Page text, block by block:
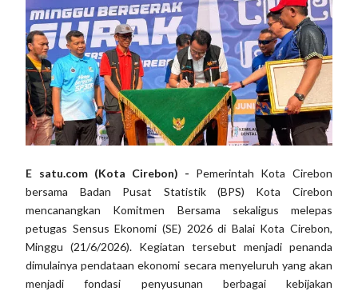
E satu.com (Kota Cirebon) - Pemerintah Kota Cirebon
bersama Badan Pusat Statistik (BPS) Kota Cirebon
mencanangkan Komitmen Bersama sekaligus melepas
petugas Sensus Ekonomi (SE) 2026 di Balai Kota Cirebon,
Minggu (21/6/2026). Kegiatan tersebut menjadi penanda
dimulainya pendataan ekonomi secara menyeluruh yang akan
menjadi fondasi penyusunan berbagai kebijakan